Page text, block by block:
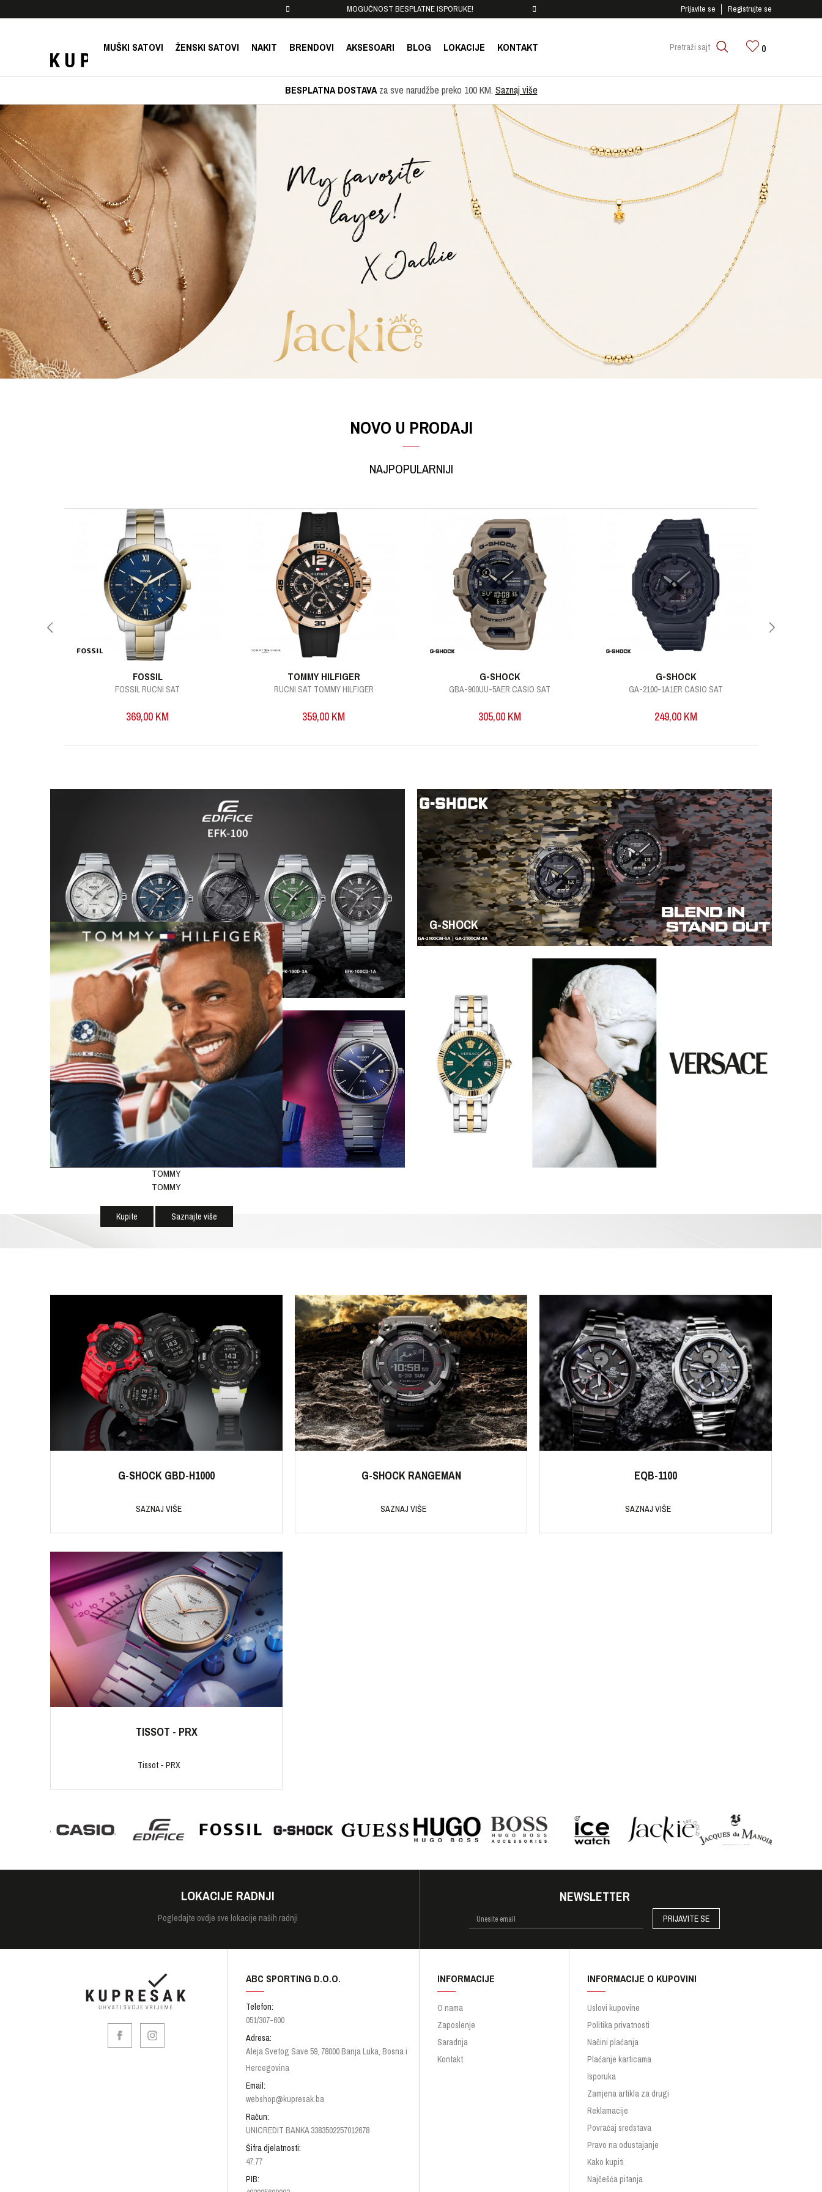
MOGUĆNOST BESPLATNE ISPORUKE! SIGURNO PLAĆANJE PLATNIM KARTICAMA! Prijavite se Registrujte se
MUŠKI SATOVI ŽENSKI SATOVI NAKIT BRENDOVI AKSESOARI BLOG LOKACIJE KONTAKT Pretraži sajt 0
BESPLATNA DOSTAVAza sve narudžbe preko 100 KM. Saznaj više
NOVO U PRODAJI
NAJPOPULARNIJI
FOSSIL
FOSSIL RUCNI SAT
369,00 KM
TOMMY HILFIGER
RUCNI SAT TOMMY HILFIGER
359,00 KM
G-SHOCK
GBA-900UU-5AER CASIO SAT
305,00 KM
G-SHOCK
GA-2100-1A1ER CASIO SAT
249,00 KM
EDIFICE
G-SHOCK
TOMMY
TOMMY
Kupite Saznajte više
G-SHOCK GBD-H1000
SAZNAJ VIŠE
G-SHOCK RANGEMAN
SAZNAJ VIŠE
EQB-1100
SAZNAJ VIŠE
TISSOT - PRX
Tissot - PRX
LOKACIJE RADNJI
Pogledajte ovdje sve lokacije naših radnji
NEWSLETTER
PRIJAVITE SE
ABC SPORTING D.O.O.
Telefon:
051/307-600
Adresa:
Aleja Svetog Save 59, 78000 Banja Luka, Bosna i
Hercegovina
Email:
webshop@kupresak.ba
Račun:
UNICREDIT BANKA 3383502257012678
Šifra djelatnosti:
47.77
PIB:
INFORMACIJE
O nama
Zaposlenje
Saradnja
Kontakt
INFORMACIJE O KUPOVINI
Uslovi kupovine
Politika privatnosti
Načini plaćanja
Plaćanje karticama
Isporuka
Zamjena artikla za drugi
Reklamacije
Povraćaj sredstava
Pravo na odustajanje
Kako kupiti
Najčešća pitanja